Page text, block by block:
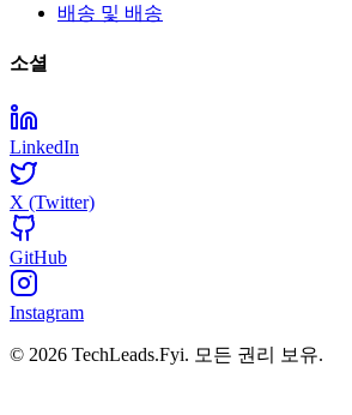
배송 및 배송
소셜
LinkedIn
X (Twitter)
GitHub
Instagram
© 2026 TechLeads.Fyi. 모든 권리 보유.